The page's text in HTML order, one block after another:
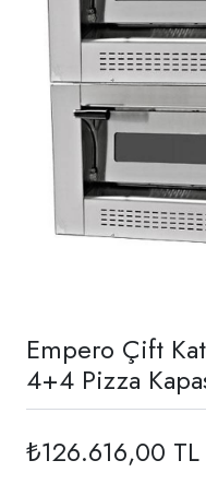
Empero Çift
4+4 Pizza
₺126.616,00